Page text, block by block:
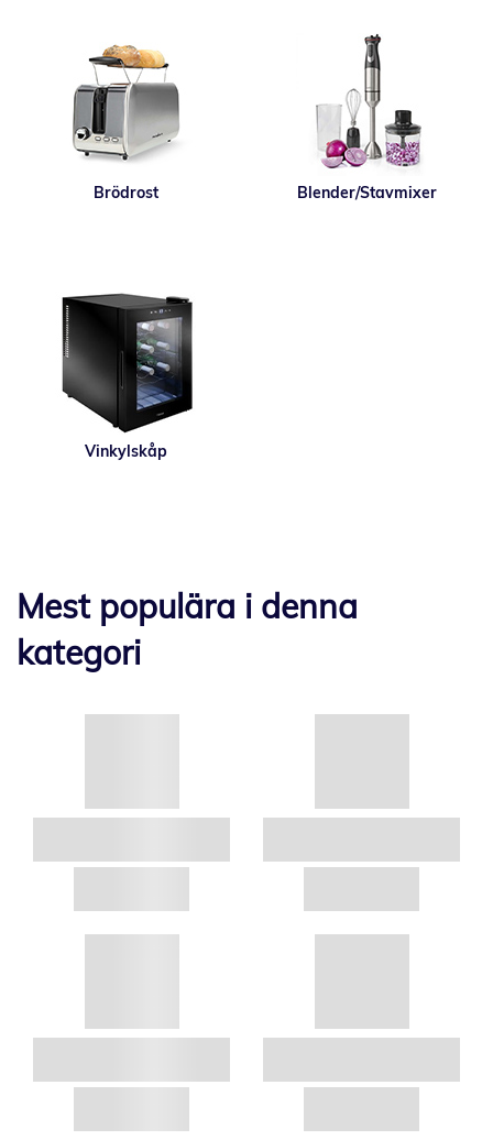
Brödrost Blender/Stavmixer
Vinkylskåp
Mest populära i denna
kategori